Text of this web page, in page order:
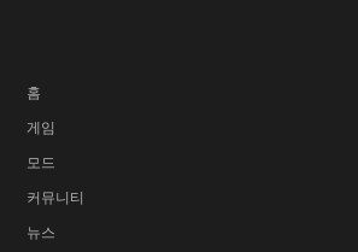
홈
게임
모드
커뮤니티
뉴스